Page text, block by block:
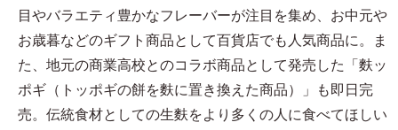
目やバラエティ豊かなフレーバーが注目を集め、お中元や
お歳暮などのギフト商品として百貨店でも人気商品に。ま
た、地元の商業高校とのコラボ商品として発売した「麩ッ
ポギ（トッポギの餅を麩に置き換えた商品）」も即日完
売。伝統食材としての生麩をより多くの人に食べてほしい